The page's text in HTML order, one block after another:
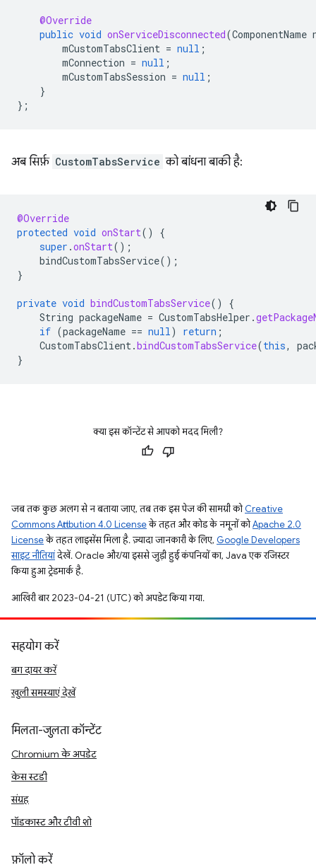
@Override
public void onServiceDisconnected(ComponentName
mCustomTabsClient = null ;
mConnection = null ;
mCustomTabsSession = null ;
}
};
अब सिर्फ़ CustomTabsService को बांधना बाकी है:
@Override
protected void onStart()
{
super .onStart();
bindCustomTabsService();
}
private void bindCustomTabsService()
{
String packageName = CustomTabsHelper .
if (packageName == null) return ;
CustomTabsClient.bindCustomTabsService(this,
}
क्या इस कॉन्टेंट से आपको मदद मिली?
जब तक कुछ अलग से न बताया जाए, तब तक इस पेज की सामग्री कोCreative
Commons Attribution 4.0 Licenseके तहत और कोड के नमूनों कोApache 2.0
Licenseके तहत लाइसेंस मिला है. ज़्यादा जानकारी के लिए, Google Developers
साइट नीतियांदेखें. Oracle और/या इससे जुड़ी हुई कंपनियों का, Java एक रजिस्टर
किया हुआ ट्रेडमार्क है.
आखिरी बार 2023-04-21 (UTC) को अपडेट किया गया.
सहयोग करें
बग दायर करें
खुली समस्याएं देखें
मिलता-जुलता कॉन्टेंट
Chromium के अपडेट
केस स्टडी
संग्रह
पॉडकास्ट और टीवी शो
फ़ॉलो करें